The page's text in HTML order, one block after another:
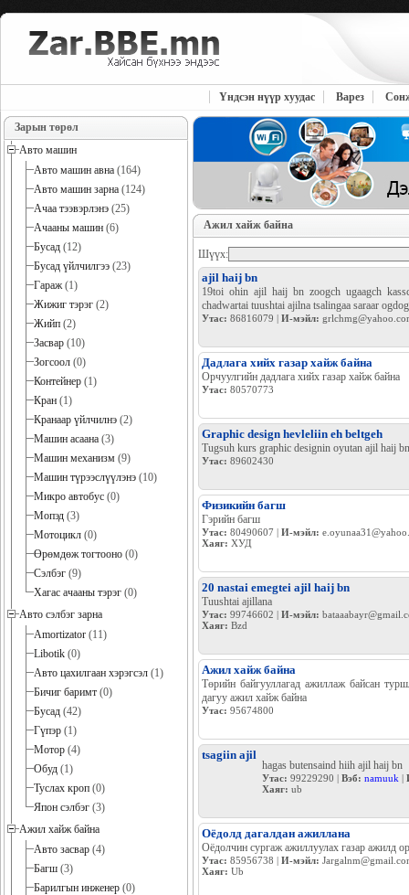
Үндсэн нүүр хуудас Варез
Зарын төрөл
Авто машин
Авто машин авна (164)
Авто машин зарна (124)
Ачаа тээвэрлэнэ (25)
Ачааны машин (6)
Бусад (12)
Бусад үйлчилгээ (23)
Гараж(1)
Жижиг тэрэг (2)
Жийп (2)
Засвар (10)
Зогсоол (0)
Контейнер (1)
Кран (1)
Кранаар үйлчилнэ (2)
Машин асаана (3)
Машин механизм (9)
Машин түрээслүүлэнэ (10)
Микро автобус (0)
Мопэд (3)
Мотоцикл (0)
Өрөмдөж тогтооно (0)
Сэлбэг (9)
Хагас ачааны тэрэг (0)
Авто сэлбэг зарна
Amortizator (11)
Libotik (0)
Авто цахилгаан хэрэгсэл (1)
Бичиг баримт (0)
Бусад (42)
Гүпэр (1)
Мотор (4)
Обуд (1)
Туслах кроп (0)
Япон сэлбэг (3)
Ажил хайж байна
Авто засвар (4)
Багш (3)
Барилгын инженер (0)
Ажил хайж байна
Шүүх:
ajil haij bn
19toi ohin ajil haij bn zoogch ugaagch
chadwartai tuushtai ajilna tsalingaa saraar
Утас: 86816079 | И-мэйл:
Дадлага хийх газар хайж байна
Орчуулгийн дадлага хийх газар хайж байна
Утас: 80570773
Graphic design hevleliin eh beltgeh
Tugsuh kurs graphic designin oyutan ajil haij
Утас: 89602430
Физикийн багш
Гэрийн багш
Утас: 80490607 | И-мэйл:
Хаяг: ХУД
20 nastai emegtei ajil haij bn
Tuushtai ajillana
Утас: 99746602 | И-мэйл:
Хаяг: Bzd
Ажил хайж байна
Төрийн байгууллагад ажиллаж байсан
дагуу ажил хайж байна
Утас: 95674800
tsagiin ajil
hagas butensaind hiih ajil haij bn
Утас: 99229290 | Вэб: namuuk |
Хаяг: ub
Оёдолд дагалдан ажиллана
Оёдолчин сургаж ажиллуулах газар ажилд
Утас: 85956738 | И-мэйл:
Хаяг: Ub